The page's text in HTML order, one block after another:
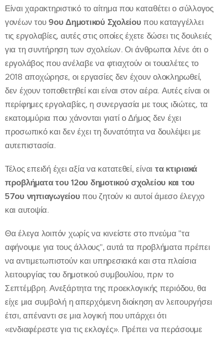
Είναι χαρακτηριστικό το αίτημα που καταθέτει ο σύλλογος
γονέων του 9ουΔημοτικού Σχολείουπου καταγγέλλει
τις εργολαβίες, αυτές στις οποίες έχετε δώσει τις δουλειές
για τη συντήρηση των σχολείων. Οι άνθρωποι λένε ότι ο
εργολάβος που ανέλαβε να φτιαχτούν οι τουαλέτες το
2018 αποχώρησε, οι εργασίες δεν έχουν ολοκληρωθεί,
δεν έχουν τοποθετηθεί και είναι στον αέρα. Αυτές είναι οι
περίφημες εργολαβίες, η συνεργασία με τους ιδιώτες, τα
εκατομμύρια που χάνονται γιατί ο Δήμος δεν έχει
προσωπικό και δεν έχει τη δυνατότητα να δουλέψει με
αυτεπιστασία.
Τέλος επειδή έχει αξία να κατατεθεί, είναι τα κτιριακά
προβλήματα του 12ου δημοτικού σχολείου και του
57ου νηπιαγωγείουπου ζητούν κι αυτοί άμεσο έλεγχο
και αυτοψία.
Θα έλεγα λοιπόν χωρίς να κινείστε στο πνεύμα "τα
αφήνουμε για τους άλλους", αυτά τα προβλήματα πρέπει
να αντιμετωπιστούν και υπηρεσιακά και στα πλαίσια
λειτουργίας του δημοτικού συμβουλίου, πριν το
Σεπτέμβρη. Ανεξάρτητα της προεκλογικής περιόδου, θα
είχε μια συμβολή η απερχόμενη διοίκηση αν λειτουργήσει
έτσι, απέναντι σε μια λογική που υπάρχει ότι
«ενδιαφέρεστε για τις εκλογές». Πρέπει να περάσουμε